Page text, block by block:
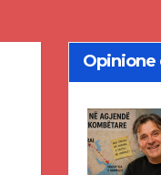
Opinione